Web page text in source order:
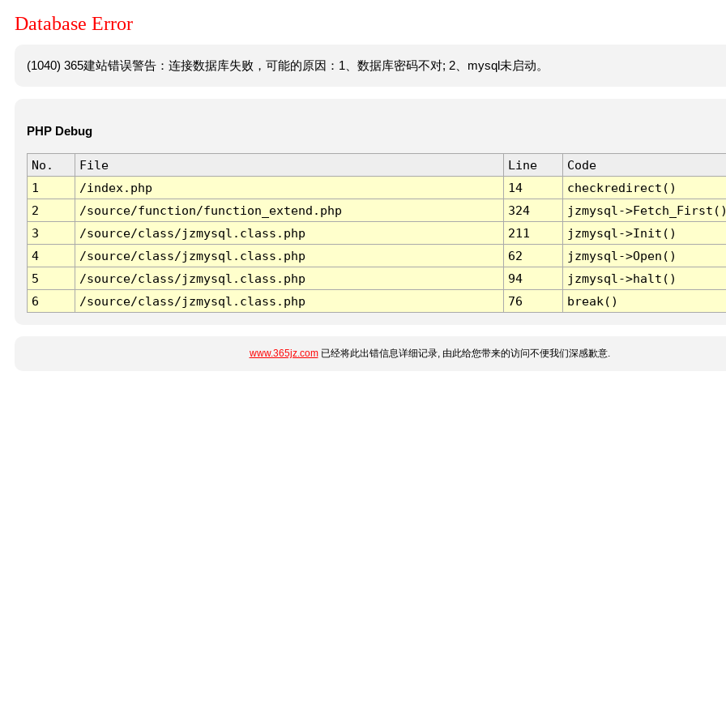
Database Error
(1040) 365建站错误警告：连接数据库失败，可能的原因：1、数据库密码不对; 2、mysql未启动。
PHP Debug
No. File Line
Code
1
/index.php 14
checkredirect()
2
/source/function/function_extend.php 324
jzmysql-
3
/source/class/jzmysql.class.php 211
jzmysql->Init()
4
/source/class/jzmysql.class.php 62
jzmysql->Open()
5
/source/class/jzmysql.class.php 94
jzmysql->halt()
6
/source/class/jzmysql.class.php 76 break()
www.365jz.com已经将此出错信息详细记录, 由此给您带来的访问不便我们深感歉意.